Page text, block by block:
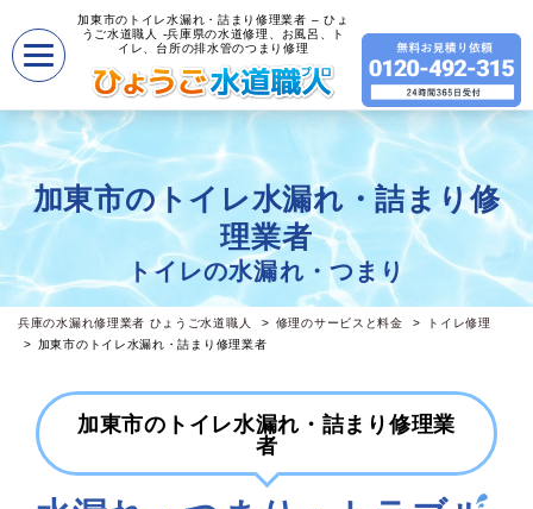
加東市のトイレ水漏れ・詰まり修理業者 – ひょ
うご水道職人 -兵庫県の水道修理、お風呂、ト
イレ、台所の排水管のつまり修理
加東市のトイレ水漏れ・詰まり修
理業者
トイレの水漏れ・つまり
兵庫の水漏れ修理業者 ひょうご水道職人 修理のサービスと料金
トイレ修理
加東市のトイレ水漏れ・詰まり修理業者
加東市のトイレ水漏れ・詰まり修理業
者